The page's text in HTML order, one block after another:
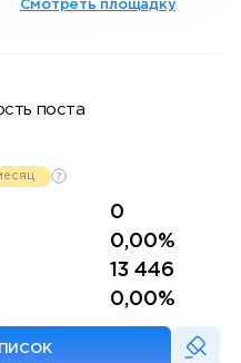
Смотреть площадку
поста
месяц
0
0,00%
13 446
0,00%